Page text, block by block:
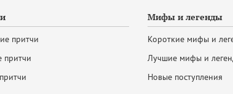
притчи
притчи
Мифы и легенды
Короткие мифы и
Лучшие мифы и
Новые поступления